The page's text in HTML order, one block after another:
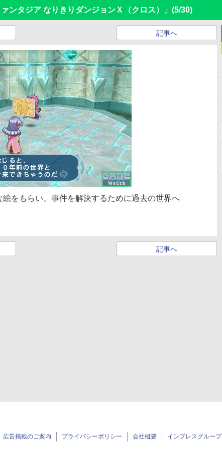
ンタジア なりきりダンジョンＸ（クロス）」 (5/30)
記事へ
をもらい、事件を解決するために過去の世界へ
記事へ
広告掲載のご案内 プライバシーポリシー 会社概要 インプレスグループ